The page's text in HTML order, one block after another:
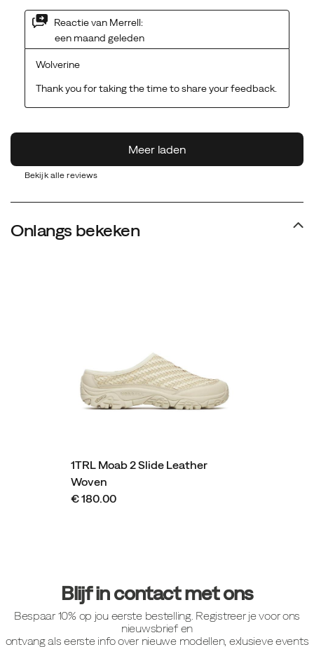
Bekijk alle reviews
Onlangs bekeken
1TRL Moab 2 Slide Leather
Woven
€ 180.00
Blijf in contact met ons
Bespaar 10% op jou eerste bestelling. Registreer je voor ons
nieuwsbrief en
ontvang als eerste info over nieuwe modellen, exlusieve events